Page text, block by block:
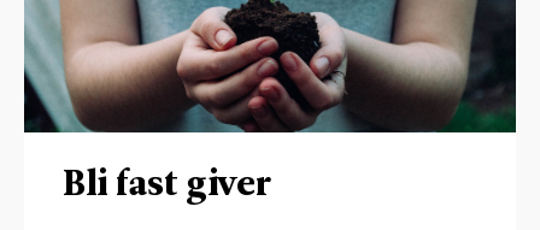
Bli fast giver